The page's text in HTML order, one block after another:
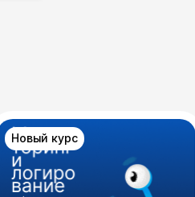
Новый курс